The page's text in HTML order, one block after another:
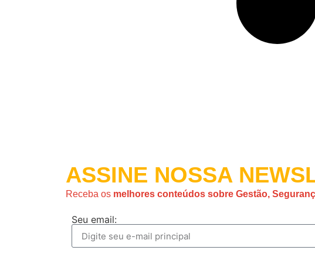
ASSINE NOSSA
Receba os melhores conteúdos sobre Gestão,
Seu email: